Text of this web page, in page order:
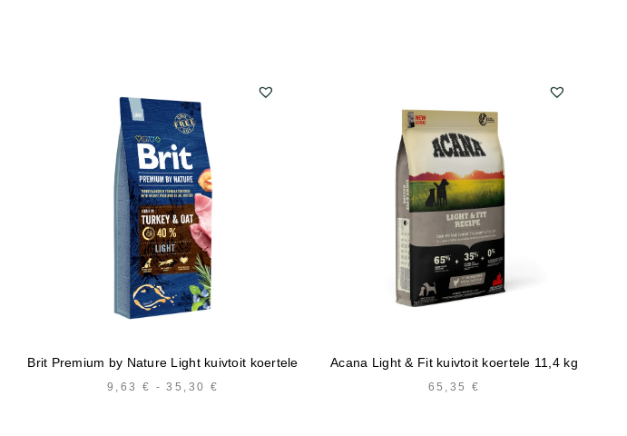
Brit Premium by Nature Light kuivtoit koertele
9,63 € - 35,30 €
Acana Light & Fit kuivtoit koertele 11,4 kg
65,35 €